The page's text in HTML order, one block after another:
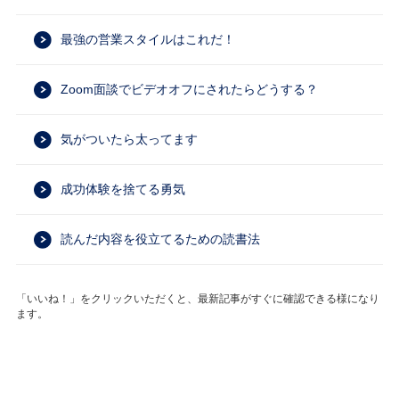
最強の営業スタイルはこれだ！
Zoom面談でビデオオフにされたらどうする？
気がついたら太ってます
成功体験を捨てる勇気
読んだ内容を役立てるための読書法
「いいね！」をクリックいただくと、最新記事がすぐに確認できる様になり
ます。